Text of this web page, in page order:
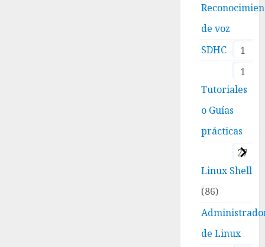
de voz
1
SDHC
1
Tutoriales
o Guías
prácticas
27
Linux Shell
86
de Linux